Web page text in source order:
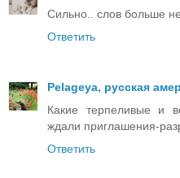
Сильно.. слов больше
Ответить
Pelageya, русская
Какие терпеливые и
ждали приглашения-
Ответить